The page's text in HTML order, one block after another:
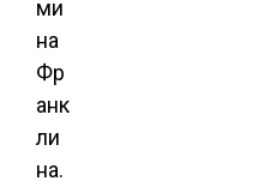
ми
на
Фр
анк
ли
на.